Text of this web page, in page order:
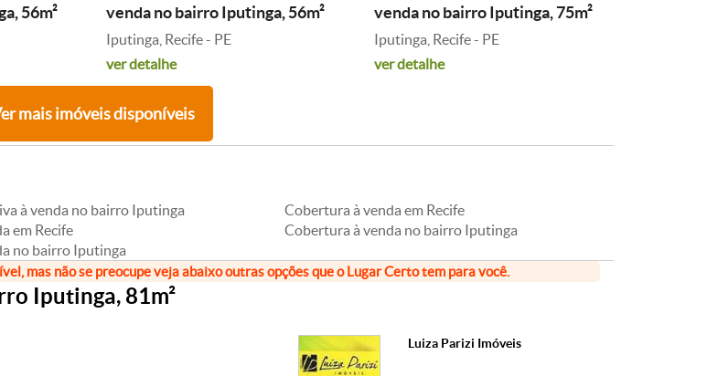
56m²
venda no bairro Iputinga, 56m²
Iputinga, Recife - PE
ver detalhe
venda no bairro Iputinga, 75m²
Iputinga, Recife - PE
ver detalhe
mais imóveis disponíveis
à venda no bairro Iputinga
em Recife
no bairro Iputinga
Cobertura à venda em Recife
Cobertura à venda no bairro Iputinga
mas não se preocupe veja abaixo outras opções que o Lugar Certo tem para você.
Iputinga, 81m²
Luiza Parizi Imóveis